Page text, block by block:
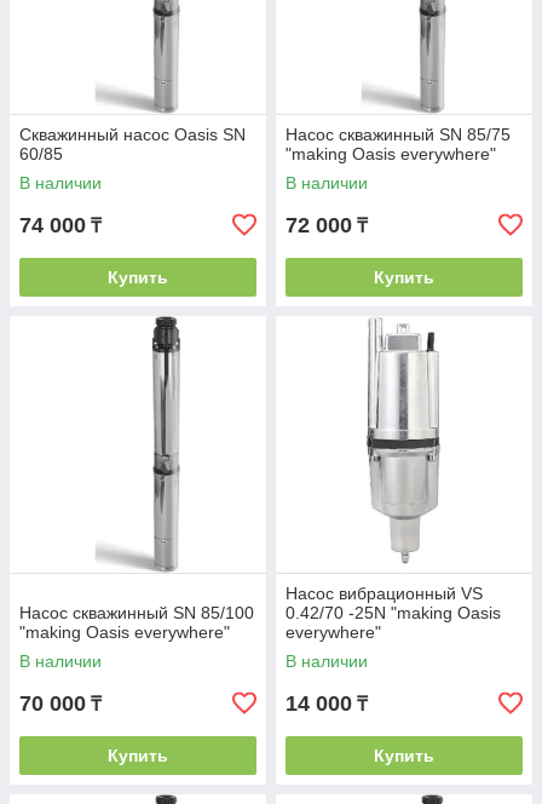
Скважинный насос Оasis SN
60/85
В наличии
74 000 ₸
Купить
Насос скважинный SN 85/75
"making Оasis everywhere"
В наличии
72 000 ₸
Купить
Насос скважинный SN 85/100
"making Оasis everywhere"
В наличии
70 000 ₸
Купить
Насос вибрационный VS
0.42/70 -25N "making Оasis
everywhere"
В наличии
14 000 ₸
Купить